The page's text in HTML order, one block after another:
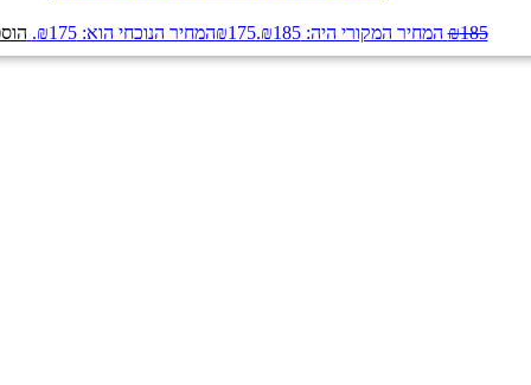
₪185 המחיר המקורי היה: ₪185. ₪175 המחיר הנוכחי הוא: ₪175.